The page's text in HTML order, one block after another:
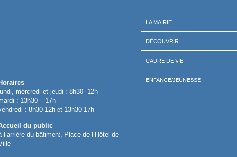
Horaires
lundi, mercredi et jeudi : 8h30 -12h
: 13h30 – 17h
: 8h30-12h et 13h30-17h
du public
l’arrière du bâtiment, Place de l’Hôtel de
LA MAIRIE
DÉCOUVRIR
CADRE DE VIE
ENFANCE/JEUNESSE